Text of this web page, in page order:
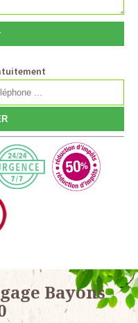
Bayons